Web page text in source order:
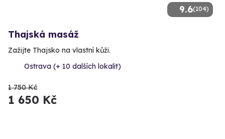
9.6(104)
Thajská masáž
Zažijte Thajsko na vlastní kůži.
Ostrava (+ 10 dalších lokalit)
1 750 Kč
1 650 Kč